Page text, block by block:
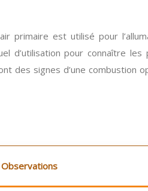
primaire est utilisé pour
d’utilisation pour connaître
signes d’une combustion
Observations